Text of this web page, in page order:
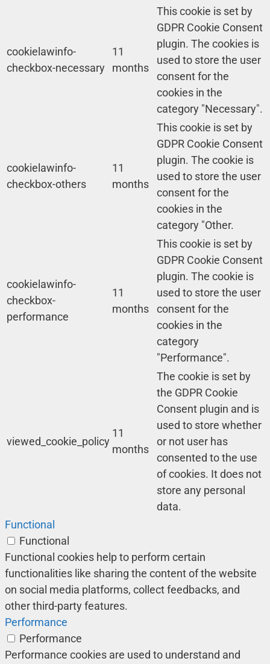
cookielawinfo-
checkbox-necessary
11
months
This cookie is set by
GDPR Cookie Consent
plugin. The cookies is
used to store the user
consent for the
cookies in the
category "Necessary".
cookielawinfo-
checkbox-others
11
months
This cookie is set by
GDPR Cookie Consent
plugin. The cookie is
used to store the user
consent for the
cookies in the
category "Other.
cookielawinfo-
checkbox-
performance
11
months
This cookie is set by
GDPR Cookie Consent
plugin. The cookie is
used to store the user
consent for the
cookies in the
category
"Performance".
viewed_cookie_policy
11
months
The cookie is set by
the GDPR Cookie
Consent plugin and is
used to store whether
or not user has
consented to the use
of cookies. It does not
store any personal
data.
Functional
Functional
Functional cookies help to perform certain
functionalities like sharing the content of the website
on social media platforms, collect feedbacks, and
other third-party features.
Performance
Performance
Performance cookies are used to understand and